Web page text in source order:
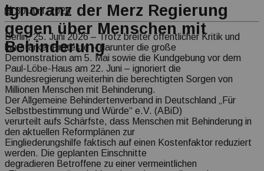
Transparenz Erklärung
Ignoranz der Merz Regierung
gegen über Menschen mit
Behinderung
30 Juni, 2026
Berlin, 25. Juni 2026 – Trotz breiter öffentlicher Kritik und
lautstarker Proteste – darunter die große
Demonstration am 5. Mai sowie die Kundgebung vor dem
Paul-Löbe-Haus am 22. Juni – ignoriert die
Bundesregierung weiterhin die berechtigten Sorgen von
Millionen Menschen mit Behinderung.
Der Allgemeine Behindertenverband in Deutschland „Für
Selbstbestimmung und Würde“ e.V. (ABiD)
verurteilt aufs Schärfste, dass Menschen mit Behinderung in
den aktuellen Reformplänen zur
Eingliederungshilfe faktisch auf einen Kostenfaktor reduziert
werden. Die geplanten Einschnitte
degradieren Betroffene zu einer vermeintlichen